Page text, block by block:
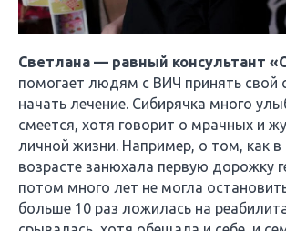
Светлана — равный консультант
помогает людям с ВИЧ принять свой
начать лечение. Сибирячка много
смеется, хотя говорит о мрачных и
личной жизни. Например, о том, как
возрасте занюхала первую дорожку
потом много лет не могла
больше 10 раз ложилась на